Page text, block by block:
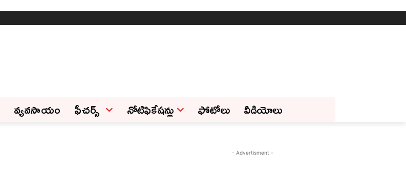
వ్యవసాయం ఫీచ‌ర్స్ ‌ నోటిఫికేషన్లు ఫోటోలు వీడియోలు
- Advertisment -